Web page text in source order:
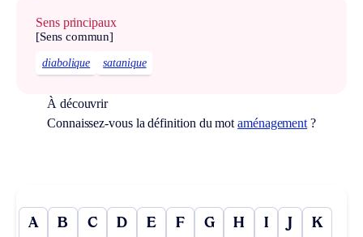
Sens principaux
[Sens commun]
diabolique satanique
À découvrir
Connaissez-vous la définition du motaménagement ?
A B C D E F G H I J K